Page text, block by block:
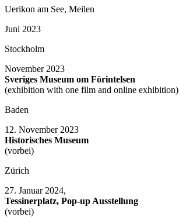
Uerikon am See, Meilen
Juni 2023
Stockholm
November 2023
Sveriges Museum om Förintelsen
(exhibition with one film and online exhibition)
Baden
12. November 2023
Historisches Museum
(vorbei)
Zürich
27. Januar 2024,
Tessinerplatz, Pop-up Ausstellung
(vorbei)